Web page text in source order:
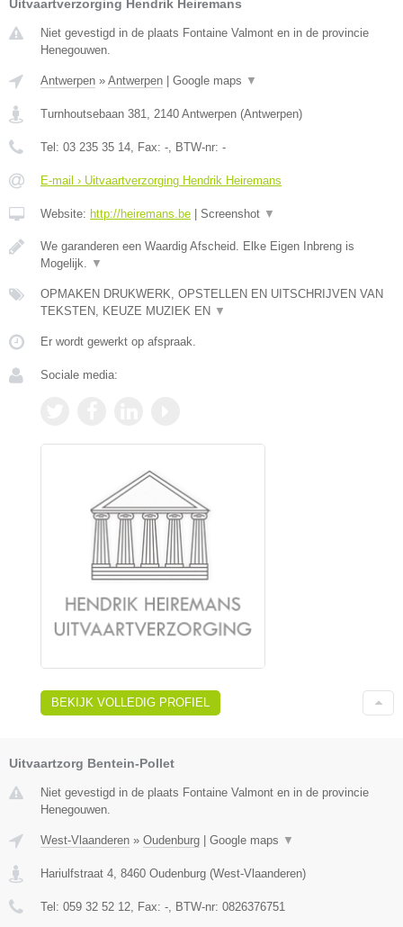
Uitvaartverzorging Hendrik Heiremans
Niet gevestigd in de plaats Fontaine Valmont en in de provincie
Henegouwen.
Antwerpen » Antwerpen | Google maps ▼
Turnhoutsebaan 381 2140 Antwerpen (Antwerpen)
Tel: 03 235 35 14 , Fax: - , BTW-nr: -
E-mail › Uitvaartverzorging Hendrik Heiremans
Website: http://heiremans.be | Screenshot ▼
We garanderen een Waardig Afscheid. Elke Eigen Inbreng is
Mogelijk.
▼
OPMAKEN DRUKWERK, OPSTELLEN EN UITSCHRIJVEN VAN
TEKSTEN, KEUZE MUZIEK EN ▼
Er wordt gewerkt op afspraak.
Sociale media:
BEKIJK VOLLEDIG PROFIEL
Uitvaartzorg Bentein-Pollet
Niet gevestigd in de plaats Fontaine Valmont en in de provincie
Henegouwen.
West-Vlaanderen » Oudenburg | Google maps ▼
Hariulfstraat 4 8460 Oudenburg (West-Vlaanderen)
Tel: 059 32 52 12 , Fax: - , BTW-nr: 0826376751